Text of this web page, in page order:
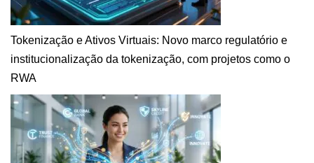
Tokenização e Ativos Virtuais: Novo marco regulatório e
institucionalização da tokenização, com projetos como o
RWA